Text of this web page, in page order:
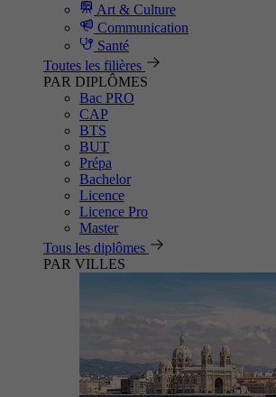
Art & Culture
Communication
Santé
Toutes les filières
PAR DIPLÔMES
Bac PRO
CAP
BTS
BUT
Prépa
Bachelor
Licence
Licence Pro
Master
Tous les diplômes
PAR VILLES